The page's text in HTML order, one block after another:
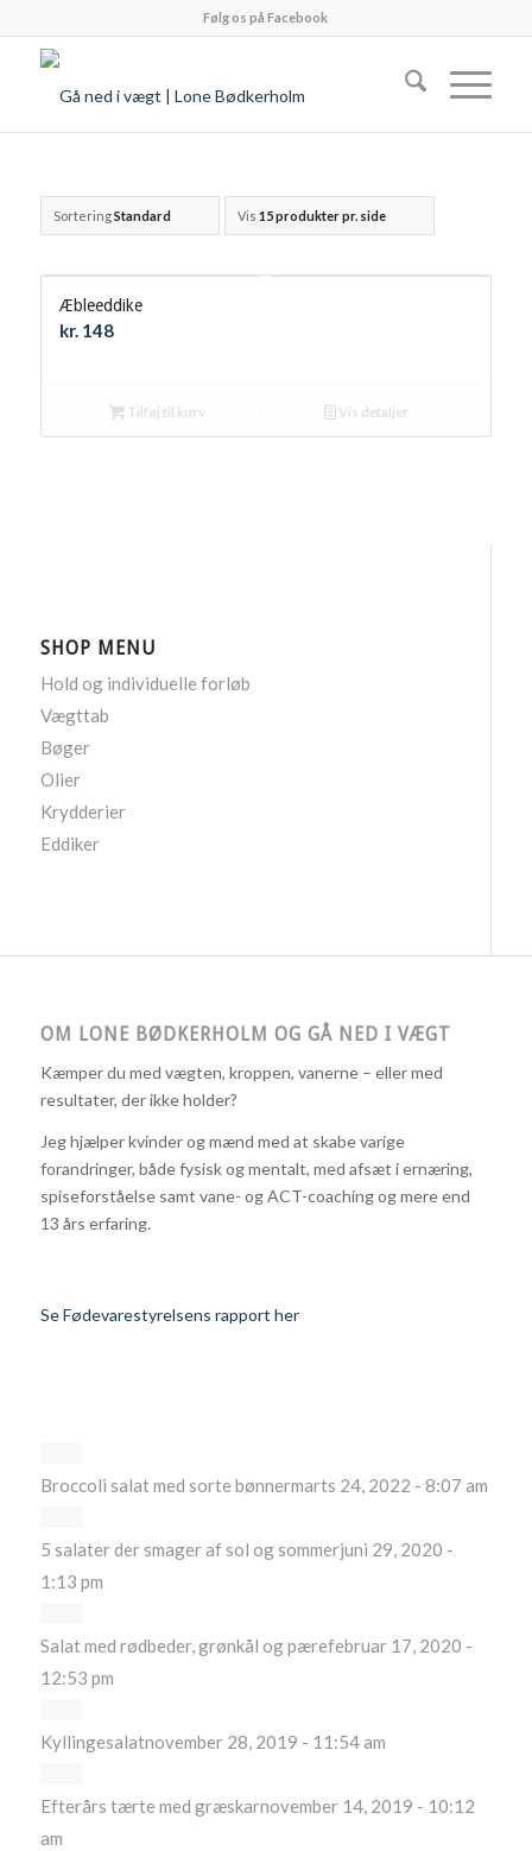
Følg os på Facebook
SorteringStandard Vis 15 produkter pr. side
Æbleeddike
kr.148
Tilføj til kurv Vis detaljer
SHOP MENU
Hold og individuelle forløb
Vægttab
Bøger
Olier
Krydderier
Eddiker
OM LONE BØDKERHOLM OG GÅ NED I VÆGT
Kæmper du med vægten, kroppen, vanerne – eller med
resultater, der ikke holder?
Jeg hjælper kvinder og mænd med at skabe varige
forandringer, både fysisk og mentalt, med afsæt i ernæring,
spiseforståelse samt vane- og ACT-coaching og mere end
13 års erfaring.
Se Fødevarestyrelsens rapport her
Broccoli salat med sorte bønnermarts 24, 2022 - 8:07 am
5 salater der smager af sol og sommerjuni 29, 2020 -
1:13 pm
Salat med rødbeder, grønkål og pærefebruar 17, 2020 -
12:53 pm
Kyllingesalatnovember 28, 2019 - 11:54 am
Efterårs tærte med græskarnovember 14, 2019 - 10:12
am